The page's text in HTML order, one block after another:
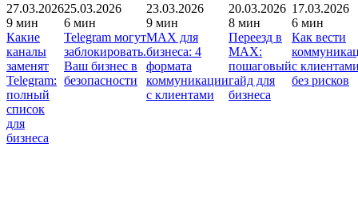
27.03.2026
9 мин
Какие
каналы
заменят
Telegram:
полный
список
для
бизнеса
25.03.2026
6 мин
Telegram могут
заблокировать.
Ваш бизнес в
безопасности
23.03.2026
9 мин
MAX для
бизнеса: 4
формата
коммуникации
с клиентами
20.03.2026
8 мин
Переезд в
MAX:
пошаговый
гайд для
бизнеса
17.03.2026
6 мин
Как вести
с
без рисков